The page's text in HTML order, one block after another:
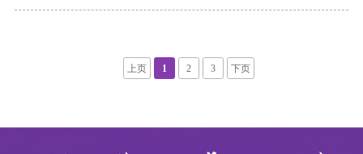
镇）共建“青年就业创业见习基地”
上页 1 2 3 下页